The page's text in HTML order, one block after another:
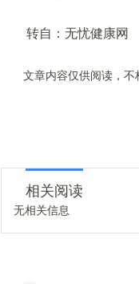
转自：无忧健康网
文章内容仅供阅读，不构
相关阅读
无相关信息